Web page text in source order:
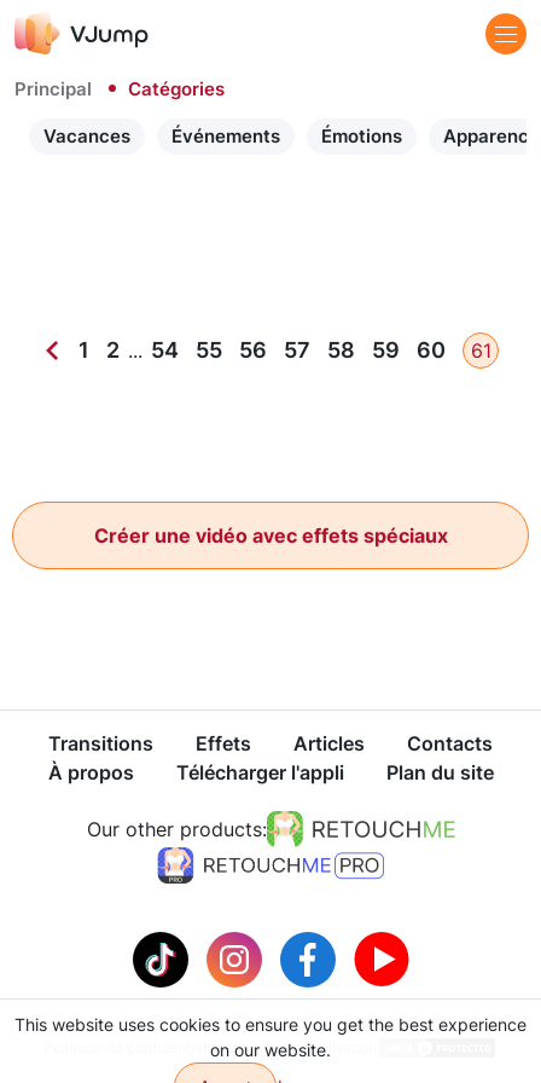
Principal Catégories
Vacances Événements Émotions Apparence
1 2 ... 54 55 56 57 58 59 60 61
Créer une vidéo avec effets spéciaux
Transitions Effets Articles
Contacts
À propos
Télécharger l'appli Plan du site
Politique de confidentialitéConditions d'utilisation
Our other products:
This website uses cookies to ensure you get the best experience
on our website.